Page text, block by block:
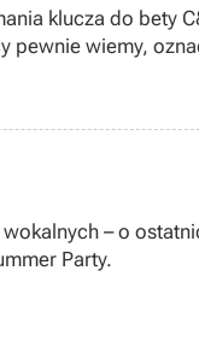
klucza do bety
pewnie wiemy,
– o
Party.